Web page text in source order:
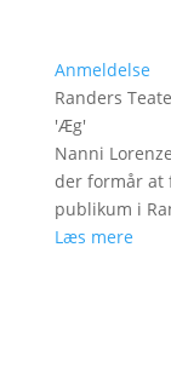
Anmeldelse
Randers
'Æg'
Nanni
der formår at
publikum i
Læs mere